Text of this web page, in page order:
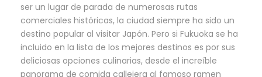
ser un lugar de parada de numerosas rutas
comerciales históricas, la ciudad siempre ha sido un
destino popular al visitar Japón. Pero si Fukuoka se ha
incluido en la lista de los mejores destinos es por sus
deliciosas opciones culinarias, desde el increíble
panorama de comida callejera al famoso ramen